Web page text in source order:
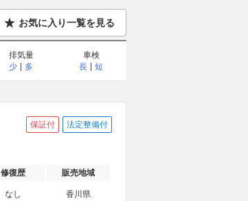
お気に入り一覧を見る
排気量
少
多
車検
長
短
保証付 法定整備付
修復歴 販売地域
なし 香川県